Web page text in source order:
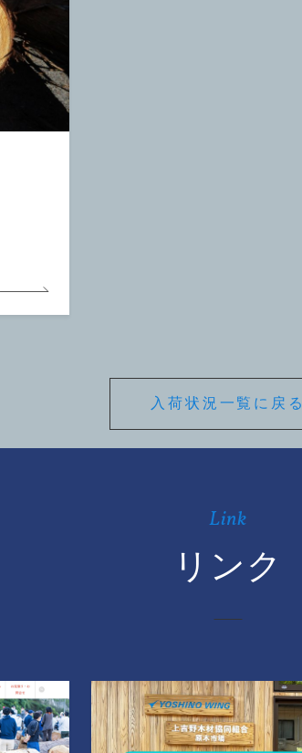
入荷状況一覧に戻る
Link
リンク